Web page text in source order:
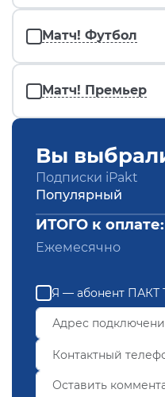
Матч! Футбол
Матч! Премьер
Вы
Подписки iPakt
Популярный
ИТОГО к оплате:
Ежемесячно
Я — абонент ПАКТ